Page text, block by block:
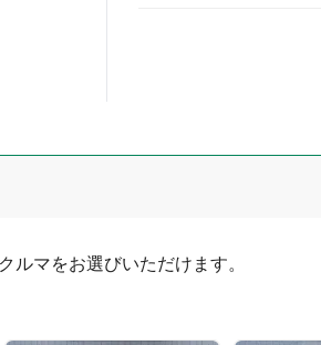
ルマをお選びいただけます。